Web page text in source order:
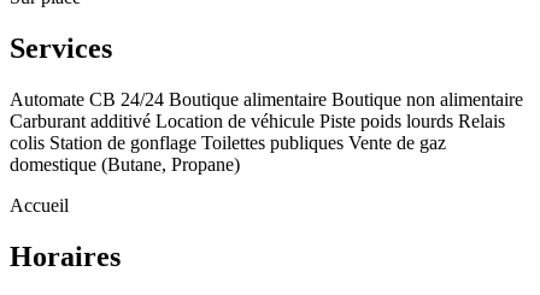
Services
Automate CB 24/24 Boutique alimentaire Boutique non alimentaire
Carburant additivé Location de véhicule Piste poids lourds Relais
colis Station de gonflage Toilettes publiques Vente de gaz
domestique (Butane, Propane)
Accueil
Horaires